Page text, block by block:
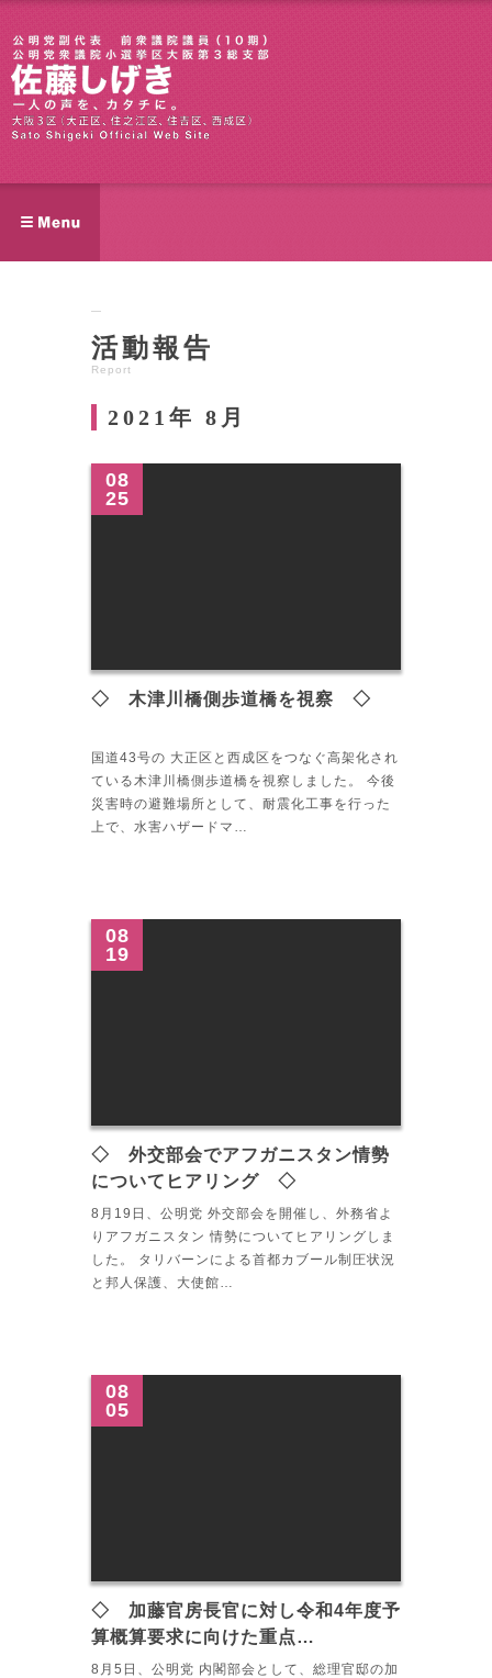
活動報告
Report
2021年 8月
08
25
◇ 木津川橋側歩道橋を視察 ◇
国道43号の 大正区と西成区をつなぐ高架化され
ている木津川橋側歩道橋を視察しました。 今後
災害時の避難場所として、耐震化工事を行った
上で、水害ハザードマ…
08
19
◇ 外交部会でアフガニスタン情勢
についてヒアリング ◇
8月19日、公明党 外交部会を開催し、外務省よ
りアフガニスタン 情勢についてヒアリングしま
した。 タリバーンによる首都カブール制圧状況
と邦人保護、大使館…
08
05
◇ 加藤官房長官に対し令和4年度予
算概算要求に向けた重点…
8月5日、公明党 内閣部会として、総理官邸の加